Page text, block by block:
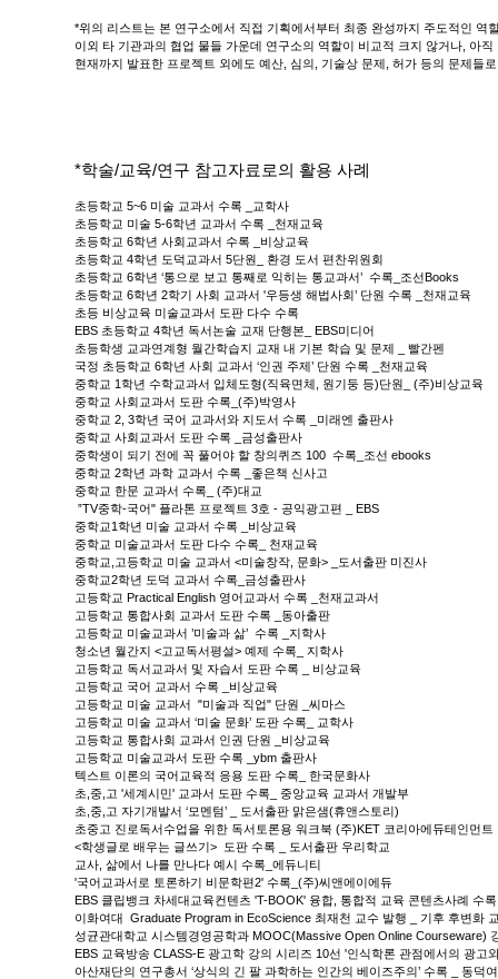
*위의 리스트는 본 연구소에서 직접 기획에서부터 최종 완성까지 주도적인
이외 타 기관과의 협업 물들 가운데 연구소의 역할이 비교적 크지 않거나, 아
현재까지 발표한 프로젝트 외에도 예산, 심의, 기술상 문제, 허가 등의 문제들
*학술/교육/연구 참고자료로의 활용 사례
초등학교 5~6 미술 교과서 수록 _교학사
초등학교 미술 5-6학년 교과서 수록 _천재교육
초등학교 6학년 사회교과서 수록 _비상교육
초등학교 4학년 도덕교과서 5단원_ 환경 도서 편찬위원회
초등학교 6학년 ‘통으로 보고 통째로 익히는 통교과서’ 수록_조선Books
초등학교 6학년 2학기 사회 교과서 '우등생 해법사회’ 단원 수록 _천재교육
초등 비상교육 미술교과서 도판 다수 수록
EBS 초등학교 4학년 독서논술 교재 단행본_ EBS미디어
초등학생 교과연계형 월간학습지 교재 내 기본 학습 및 문제 _ 빨간펜
국정 초등학교 6학년 사회 교과서 ‘인권 주제’ 단원 수록 _천재교육
중학교 1학년 수학교과서 입체도형(직육면체, 원기둥 등)단원_ (주)비상교육
중학교 사회교과서 도판 수록_(주)박영사
중학교 2, 3학년 국어 교과서와 지도서 수록 _미래엔 출판사
중학교 사회교과서 도판 수록 _금성출판사
중학생이 되기 전에 꼭 풀어야 할 창의퀴즈 100 수록_조선 ebooks
중학교 2학년 과학 교과서 수록 _좋은책 신사고
중학교 한문 교과서 수록_ (주)대교
”TV중학-국어" 플라톤 프로젝트 3호 - 공익광고편 _ EBS
중학교1학년 미술 교과서 수록 _비상교육
중학교 미술교과서 도판 다수 수록_ 천재교육
중학교,고등학교 미술 교과서 <미술창작, 문화> _도서출판 미진사
중학교2학년 도덕 교과서 수록_금성출판사
고등학교 Practical English 영어교과서 수록 _천재교과서
고등학교 통합사회 교과서 도판 수록 _동아출판
고등학교 미술교과서 ’미술과 삶’ 수록 _지학사
청소년 월간지 <고교독서평설> 예제 수록_ 지학사
고등학교 독서교과서 및 자습서 도판 수록 _ 비상교육
고등학교 국어 교과서 수록 _비상교육
고등학교 미술 교과서 "미술과 직업" 단원 _씨마스
고등학교 미술 교과서 ‘미술 문화’ 도판 수록_ 교학사
고등학교 통합사회 교과서 인권 단원 _비상교육
고등학교 미술교과서 도판 수록 _ybm 출판사
텍스트 이론의 국어교육적 응용 도판 수록_ 한국문화사
초,중,고 '세계시민' 교과서 도판 수록_ 중앙교육 교과서 개발부
초,중,고 자기개발서 ‘모멘텀’ _ 도서출판 맑은샘(휴앤스토리)
초중고 진로독서수업을 위한 독서토론용 워크북 (주)KET 코리아에듀테인먼트
<학생글로 배우는 글쓰기> 도판 수록 _ 도서출판 우리학교
교사, 삶에서 나를 만나다 예시 수록_에듀니티
'국어교과서로 토론하기 비문학편2' 수록_(주)씨앤에이에듀
EBS 클립뱅크 차세대교육컨텐츠 'T-BOOK' 융합, 통합적 교육 콘텐츠사례 수
이화여대 Graduate Program in EcoScience 최재천 교수 발행 _ 기후 후변화
성균관대학교 시스템경영공학과 MOOC(Massive Open Online Courseware)
EBS 교육방송 CLASS-E 광고학 강의 시리즈 10선 '인식학론 관점에서의 광고
아산재단의 연구총서 ‘상식의 긴 팔 과학하는 인간의 베이즈주의’ 수록 _ 동덕